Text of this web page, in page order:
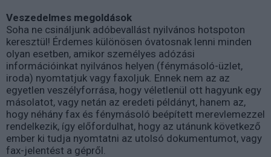
Veszedelmes megoldások
Soha ne csináljunk adóbevallást nyilvános hotspoton
keresztül! Érdemes különösen óvatosnak lenni minden
olyan esetben, amikor személyes adózási
információinkat nyilvános helyen (fénymásoló-üzlet,
iroda) nyomtatjuk vagy faxoljuk. Ennek nem az az
egyetlen veszélyforrása, hogy véletlenül ott hagyunk egy
másolatot, vagy netán az eredeti példányt, hanem az,
hogy néhány fax és fénymásoló beépített merevlemezzel
rendelkezik, így előfordulhat, hogy az utánunk következő
ember ki tudja nyomtatni az utolsó dokumentumot, vagy
fax-jelentést a gépről.